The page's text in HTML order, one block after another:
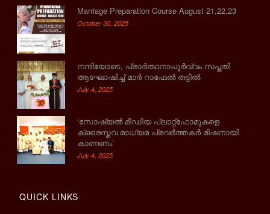
Marriage Preparation Course August 21,22,23
October 30, 2025
നന്ദിയോടെ, പ്രാര്‍ത്ഥനാപൂര്‍വ്വം സപ്തതി
ആഘോഷിച്ച് മാര്‍ റാഫേല്‍ തട്ടില്‍
July 4, 2025
‘സോഷ്യല്‍ മീഡിയ പ്ലാറ്റ്‌ഫോമുകളെ
ക്രൈസ്തവ മാധ്യമ പ്രവര്‍ത്തകര്‍ മിഷനായി
കാണണം’
July 4, 2025
QUICK LINKS